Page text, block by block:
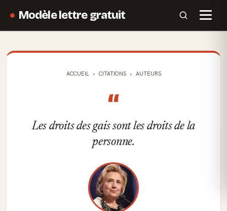
Modèle lettre gratuit
ACCUEIL CITATIONS AUTEURS
“
Les droits des gais sont les droits de la
personne.